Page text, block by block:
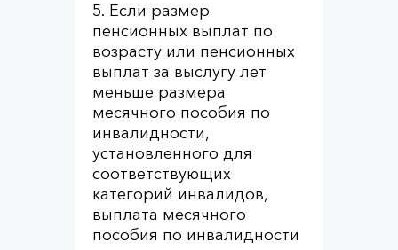
5. Если размер
пенсионных выплат по
возрасту или пенсионных
выплат за выслугу лет
меньше размера
месячного пособия по
инвалидности,
установленного для
соответствующих
категорий инвалидов,
выплата месячного
пособия по инвалидности